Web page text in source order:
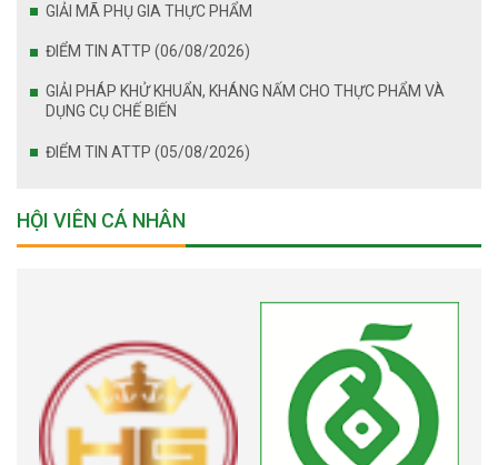
GIẢI MÃ PHỤ GIA THỰC PHẨM
ĐIỂM TIN ATTP (06/08/2026)
GIẢI PHÁP KHỬ KHUẨN, KHÁNG NẤM CHO THỰC PHẨM VÀ
DỤNG CỤ CHẾ BIẾN
ĐIỂM TIN ATTP (05/08/2026)
HỘI VIÊN CÁ NHÂN